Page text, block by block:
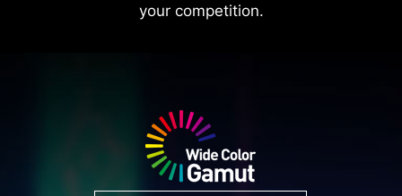
your competition.